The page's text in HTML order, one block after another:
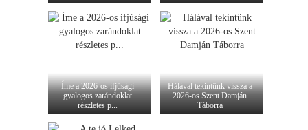
Íme a 2026-os ifjúsági
gyalogos zarándoklat
részletes p...
Hálával tekintünk vissza a
2026-os Szent Damján
Táborra